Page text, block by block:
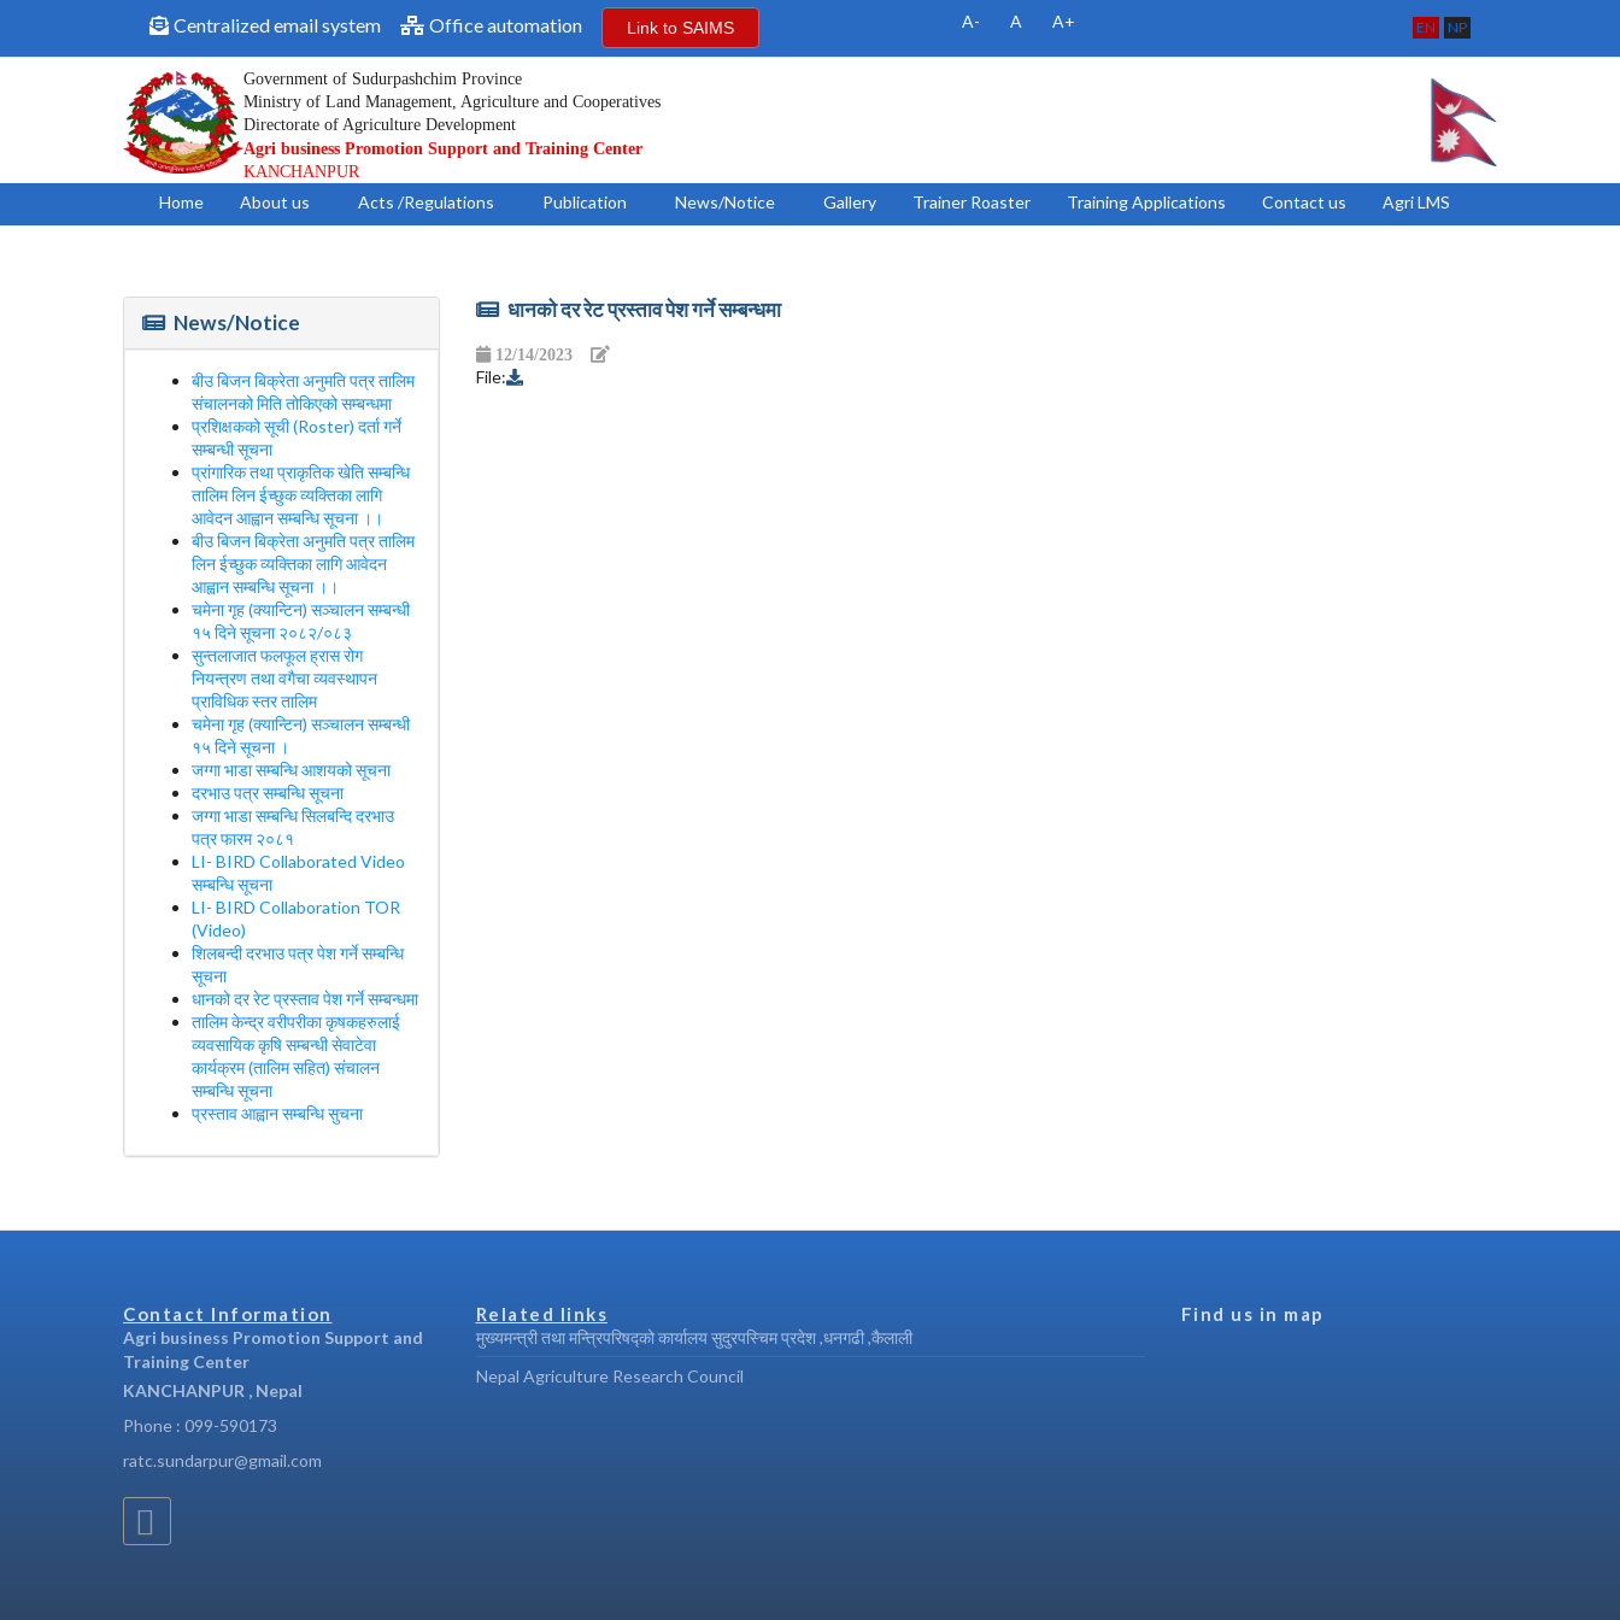
Centralized email system Office automation Link to SAIMS A- A A+ EN NP
Government of Sudurpashchim Province
Ministry of Land Management, Agriculture and Cooperatives
Directorate of Agriculture Development
Agri business Promotion Support and Training Center
KANCHANPUR
Home About us Acts /Regulations Publication News/Notice Gallery Trainer Roaster Training Applications Contact us Agri LMS
News/Notice
बीउ बिजन बिक्रेता अनुमति पत्र तालिम
संचालनको मिति तोकिएको सम्बन्धमा
प्रशिक्षकको सूची (Roster) दर्ता गर्ने
सम्बन्धी सूचना
प्रांगारिक तथा प्राकृतिक खेति सम्बन्धि
तालिम लिन ईच्छुक व्यक्तिका लागि
आवेदन आह्वान सम्बन्धि सूचना ।।
बीउ बिजन बिक्रेता अनुमति पत्र तालिम
लिन ईच्छुक व्यक्तिका लागि आवेदन
आह्वान सम्बन्धि सूचना ।।
चमेना गृह (क्यान्टिन) सञ्चालन सम्बन्धी
१५ दिने सूचना २०८२/०८३
सुन्तलाजात फलफूल ह्रास रोग
नियन्त्रण तथा वगैचा व्यवस्थापन
प्राविधिक स्तर तालिम
चमेना गृह (क्यान्टिन) सञ्चालन सम्बन्धी
१५ दिने सूचना ।
जग्गा भाडा सम्बन्धि आशयको सूचना
दरभाउ पत्र सम्बन्धि सूचना
जग्गा भाडा सम्बन्धि सिलबन्दि दरभाउ
पत्र फारम २०८१
LI- BIRD Collaborated Video
सम्बन्धि सूचना
LI- BIRD Collaboration TOR
(Video)
शिलबन्दी दरभाउ पत्र पेश गर्ने सम्बन्धि
सूचना
धानको दर रेट प्रस्ताव पेश गर्ने सम्बन्धमा
तालिम केन्द्र वरीपरीका कृषकहरुलाई
व्यवसायिक कृषि सम्बन्धी सेवाटेवा
कार्यक्रम (तालिम सहित) संचालन
सम्बन्धि सूचना
प्रस्ताव आह्वान सम्बन्धि सुचना
धानको दर रेट प्रस्ताव पेश गर्ने सम्बन्धमा
12/14/2023
File:
Contact Information
Agri business Promotion Support and
Training Center
KANCHANPUR , Nepal
Phone : 099-590173
ratc.sundarpur@gmail.com
Related links
मुख्यमन्त्री तथा मन्त्रिपरिषद्को कार्यालय सुदुरपस्चिम प्रदेश ,धनगढी ,कैलाली
Nepal Agriculture Research Council
Find us in map